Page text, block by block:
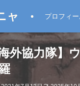
ャ プロフィ
外協力隊】